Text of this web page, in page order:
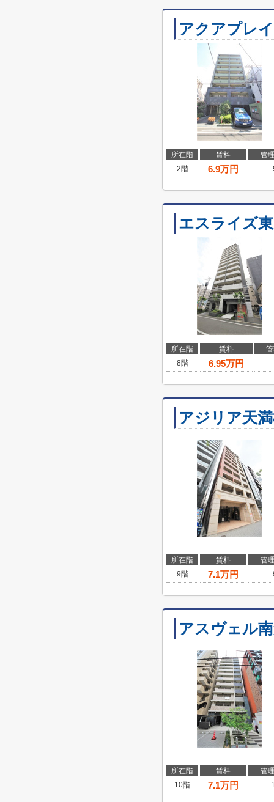
アクアプレ
所在階 賃料
管
2階
6.9万円
エスライズ
所在階 賃料
8階
6.95万円
アジリア天
所在階 賃料
管
9階
7.1万円
アスヴェル
所在階 賃料
管
10階
7.1万円